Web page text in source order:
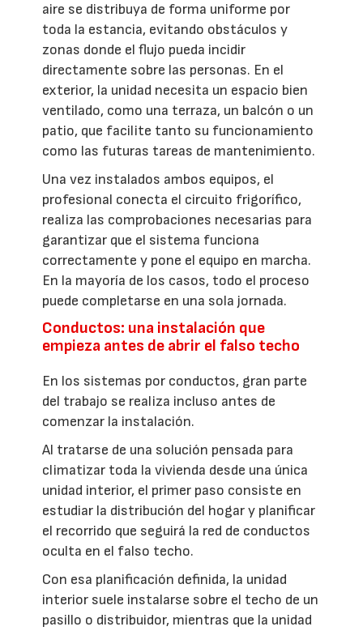
aire se distribuya de forma uniforme por
toda la estancia, evitando obstáculos y
zonas donde el flujo pueda incidir
directamente sobre las personas. En el
exterior, la unidad necesita un espacio bien
ventilado, como una terraza, un balcón o un
patio, que facilite tanto su funcionamiento
como las futuras tareas de mantenimiento.
Una vez instalados ambos equipos, el
profesional conecta el circuito frigorífico,
realiza las comprobaciones necesarias para
garantizar que el sistema funciona
correctamente y pone el equipo en marcha.
En la mayoría de los casos, todo el proceso
puede completarse en una sola jornada.
Conductos: una instalación que
empieza antes de abrir el falso techo
En los sistemas por conductos, gran parte
del trabajo se realiza incluso antes de
comenzar la instalación.
Al tratarse de una solución pensada para
climatizar toda la vivienda desde una única
unidad interior, el primer paso consiste en
estudiar la distribución del hogar y planificar
el recorrido que seguirá la red de conductos
oculta en el falso techo.
Con esa planificación definida, la unidad
interior suele instalarse sobre el techo de un
pasillo o distribuidor, mientras que la unidad